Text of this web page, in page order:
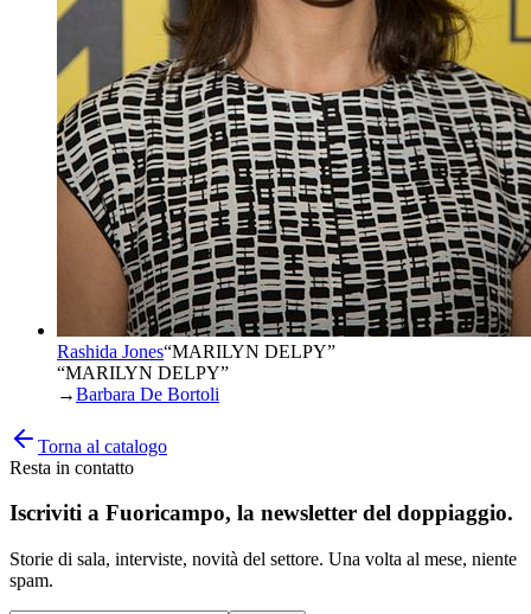
Rashida Jones“MARILYN DELPY”
“MARILYN DELPY”
→Barbara De Bortoli
Torna al catalogo
Resta in contatto
Iscriviti a Fuoricampo, la newsletter del doppiaggio.
Storie di sala, interviste, novità del settore. Una volta al mese, niente
spam.